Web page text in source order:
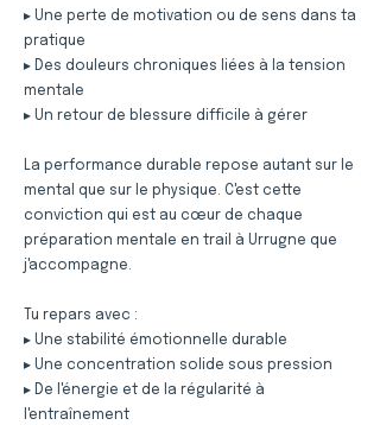
▸ Une perte de motivation ou de sens dans ta
pratique
▸ Des douleurs chroniques liées à la tension
mentale
▸ Un retour de blessure difficile à gérer
La performance durable repose autant sur le
mental que sur le physique. C'est cette
conviction qui est au cœur de chaque
préparation mentale en trail à Urrugne que
j'accompagne.
Tu repars avec :
▸ Une stabilité émotionnelle durable
▸ Une concentration solide sous pression
▸ De l'énergie et de la régularité à
l'entraînement